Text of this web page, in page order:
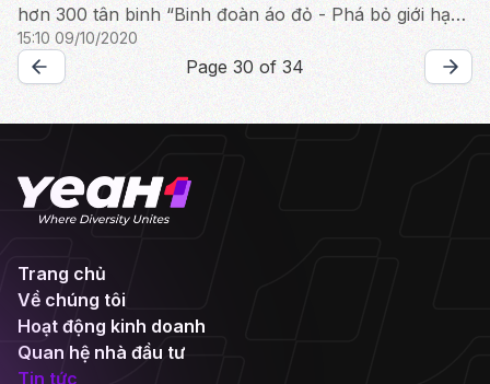
hơn 300 tân binh “Binh đoàn áo đỏ - Phá bỏ giới hạn”
bằng lễ ra quân hoành tráng. Đây là sự kiện đán...
15:10 09/10/2020
Page 30 of 34
Trang chủ
Về chúng tôi
Hoạt động kinh doanh
Quan hệ nhà đầu tư
Tin tức